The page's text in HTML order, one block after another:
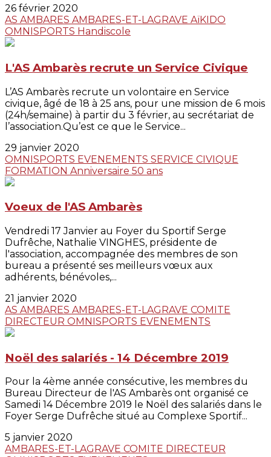
26 février 2020
AS AMBARES AMBARES-ET-LAGRAVE AïKIDO
OMNISPORTS Handiscole
L'AS Ambarès recrute un Service Civique
L’AS Ambarès recrute un volontaire en Service
civique, âgé de 18 à 25 ans, pour une mission de 6 mois
(24h/semaine) à partir du 3 février, au secrétariat de
l’association.Qu’est ce que le Service...
29 janvier 2020
OMNISPORTS EVENEMENTS SERVICE CIVIQUE
FORMATION Anniversaire 50 ans
Voeux de l'AS Ambarès
Vendredi 17 Janvier au Foyer du Sportif Serge
Dufrêche, Nathalie VINGHES, présidente de
l'association, accompagnée des membres de son
bureau a présenté ses meilleurs vœux aux
adhérents, bénévoles,...
21 janvier 2020
AS AMBARES AMBARES-ET-LAGRAVE COMITE
DIRECTEUR OMNISPORTS EVENEMENTS
Noël des salariés - 14 Décembre 2019
Pour la 4ème année consécutive, les membres du
Bureau Directeur de l'AS Ambarès ont organisé ce
Samedi 14 Décembre 2019 le Noël des salariés dans le
Foyer Serge Dufrêche situé au Complexe Sportif...
5 janvier 2020
AMBARES-ET-LAGRAVE COMITE DIRECTEUR